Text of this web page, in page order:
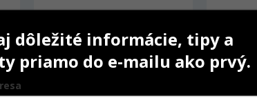
Forplast Soft 2,0 mm Vitaplex
dôležité informácie, tipy a
priamo do e-mailu ako prvý.